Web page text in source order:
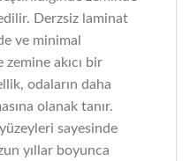
Derzsiz laminat
ve minimal
akıcı bir
odaların daha
olanak tanır.
sayesinde
yıllar boyunca